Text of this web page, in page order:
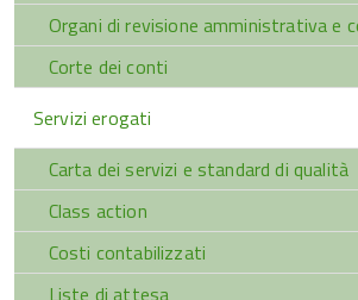
Organi di revisione amministrativa e
Corte dei conti
Servizi erogati
Carta dei servizi e standard di qualità
Class action
Costi contabilizzati